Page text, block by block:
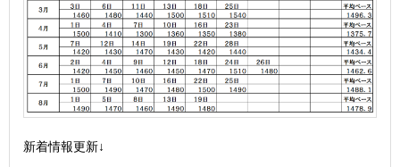
新着情報更新↓